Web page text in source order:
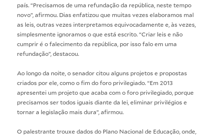
país. “Precisamos de uma refundação da república, neste tempo
novo”, afirmou. Dias enfatizou que muitas vezes elaboramos mal
as leis, outras vezes interpretamos equivocadamente e, às vezes,
simplesmente ignoramos o que está escrito. “Criar leis e não
cumprir é o falecimento da república, por isso falo em uma
refundação”, destacou.
Ao longo da noite, o senador citou alguns projetos e propostas
criados por ele, como o fim do foro privilegiado. “Em 2013
apresentei um projeto que acaba com o foro privilegiado, porque
precisamos ser todos iguais diante da lei, eliminar privilégios e
tornar a legislação mais dura”, afirmou.
O palestrante trouxe dados do Plano Nacional de Educação, onde,